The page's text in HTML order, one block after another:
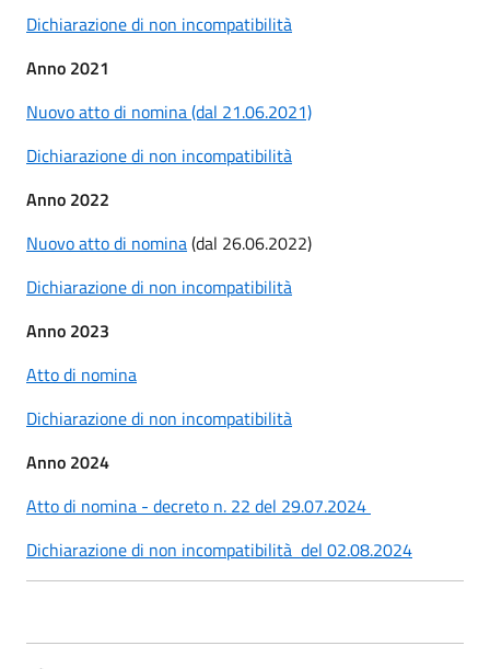
Dichiarazione di non incompatibilità
Anno 2021
Nuovo atto di nomina (dal 21.06.2021)
Dichiarazione di non incompatibilità
Anno 2022
Nuovo atto di nomina(dal 26.06.2022)
Dichiarazione di non incompatibilità
Anno 2023
Atto di nomina
Dichiarazione di non incompatibilità
Anno 2024
Atto di nomina - decreto n. 22 del 29.07.2024
Dichiarazione di non incompatibilità del 02.08.2024